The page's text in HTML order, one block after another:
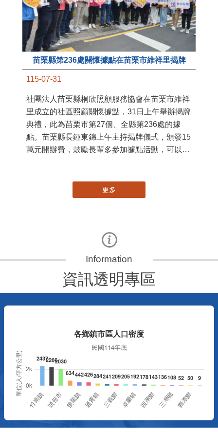
苗栗縣第236處關懷據點在苗栗市維祥里揭牌
115-07-31
社團法人苗栗縣桐欣照顧服務協會在苗栗市維祥
里成立的社區照顧關懷據點，31日上午舉辦揭牌
典禮，此為苗栗市第27個、全縣第236處的據
點。苗栗縣長鍾東錦上午主持揭牌儀式，頒發15
萬元開辦費，鼓勵長輩多參加據點活動，可以更
更多
資訊透明專區